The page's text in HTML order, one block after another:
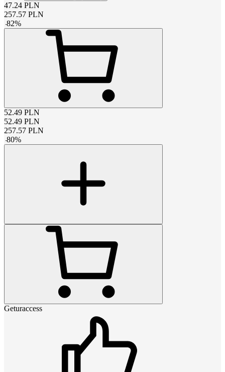
47.24 PLN
257.57 PLN
-82%
52.49 PLN
52.49 PLN
257.57 PLN
-80%
Geturaccess